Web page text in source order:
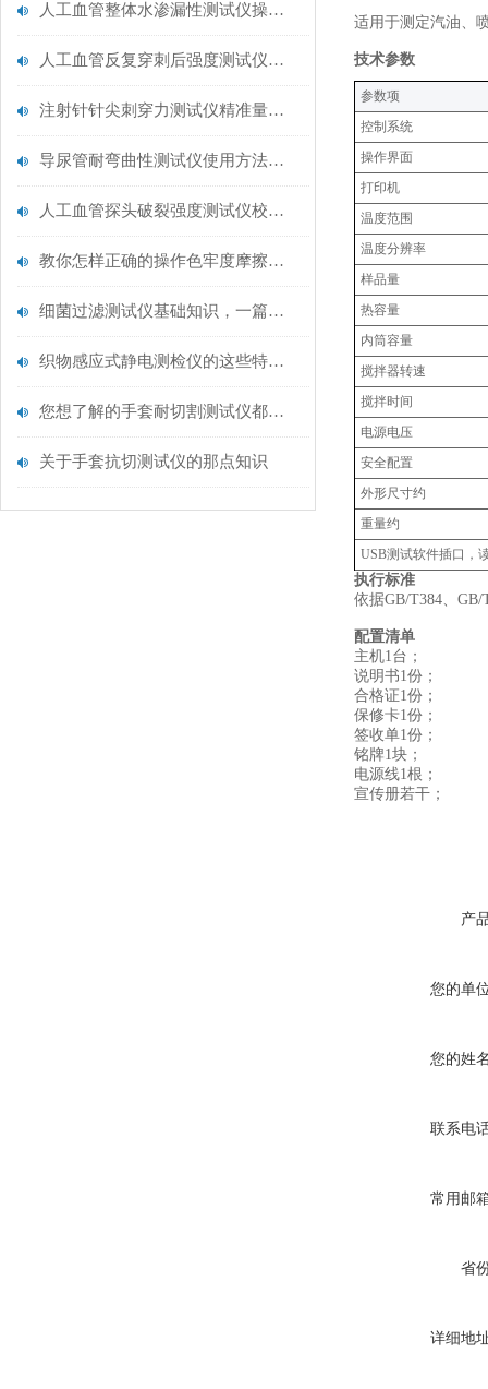
人工血管整体水渗漏性测试仪操作中最容易出错的步骤
人工血管反复穿刺后强度测试仪是什么？透析患者的“生命管“质量靠它把关！
注射针针尖刺穿力测试仪精准量化针尖锋利度，构筑临床安全防线
导尿管耐弯曲性测试仪使用方法与操作规范
人工血管探头破裂强度测试仪校准规范：精准赋能医疗安全的技术基准
教你怎样正确的操作色牢度摩擦测试机
细菌过滤测试仪基础知识，一篇搞定
织物感应式静电测检仪的这些特点很少有人都知道
您想了解的手套耐切割测试仪都在这里了
关于手套抗切测试仪的那点知识
适用于测定汽油、
技术参数
‌参数项‌
控制系统
操作界面
打印机
温度范围
温度分辨率
样品量
热容量
内筒容量
搅拌器转速
搅拌时间
电源电压
安全配置
外形尺寸约
重量约
USB测试软件插口，
执行标准
依据GB/T384、
配置清单
主机1台；
说明书1份；
合格证1份；
保修卡1份；
签收单1份；
铭牌1块；
电源线1根；
宣传册若干；
产
您的单
您的姓
联系电
常用邮
省
详细地